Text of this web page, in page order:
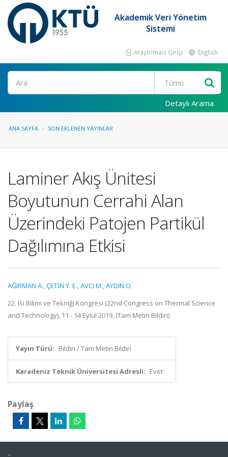
Akademik Veri Yönetim
Sistemi
Araştırmacı Girişi English
Ara
Detaylı Arama
ANA SAYFA SON EKLENEN YAYINLAR
Laminer Akış Ünitesi
Boyutunun Cerrahi Alan
Üzerindeki Patojen Partikül
Dağılımına Etkisi
AĞIRMAN A.,ÇETİN Y. E.,AVCI M.,AYDIN O.
22. Isı Bilimi ve Tekniği Kongresi (22nd Congress on Thermal Science
and Technology), 11 - 14 Eylül 2019, (Tam Metin Bildiri)
Yayın Türü: Bildiri / Tam Metin Bildiri
Karadeniz Teknik Üniversitesi Adresli: Evet
Paylaş